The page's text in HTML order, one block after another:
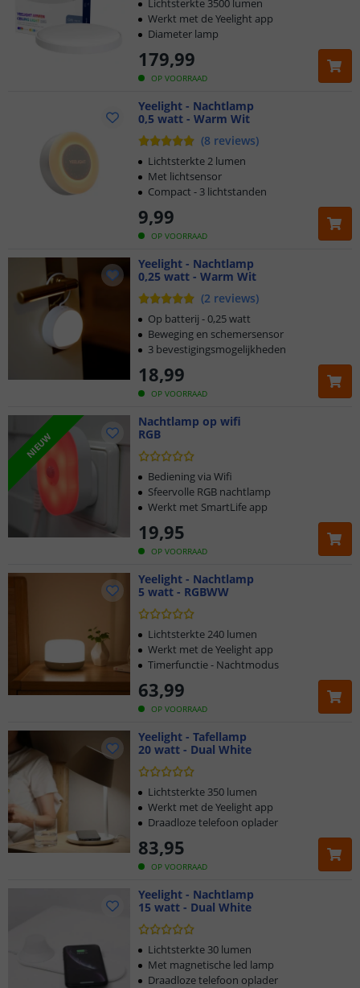
OP VOORRAAD
179,99
Lichtsterkte 3500 lumen
Werkt met de Yeelight app
Diameter lamp
Yeelight - Nachtlamp
0,5 watt - Warm Wit
(8 reviews)
OP VOORRAAD
9,99
Lichtsterkte 2 lumen
Met lichtsensor
Compact - 3 lichtstanden
Yeelight - Nachtlamp
0,25 watt - Warm Wit
(2 reviews)
OP VOORRAAD
18,99
Op batterij - 0,25 watt
Beweging en schemersensor
3 bevestigingsmogelijkheden
NIEUW
Nachtlamp op wifi
RGB
OP VOORRAAD
19,95
Bediening via Wifi
Sfeervolle RGB nachtlamp
Werkt met SmartLife app
Yeelight - Nachtlamp
5 watt - RGBWW
OP VOORRAAD
63,99
Lichtsterkte 240 lumen
Werkt met de Yeelight app
Timerfunctie - Nachtmodus
Yeelight - Tafellamp
20 watt - Dual White
OP VOORRAAD
83,95
Lichtsterkte 350 lumen
Werkt met de Yeelight app
Draadloze telefoon oplader
Yeelight - Nachtlamp
15 watt - Dual White
Lichtsterkte 30 lumen
Met magnetische led lamp
Draadloze telefoon oplader